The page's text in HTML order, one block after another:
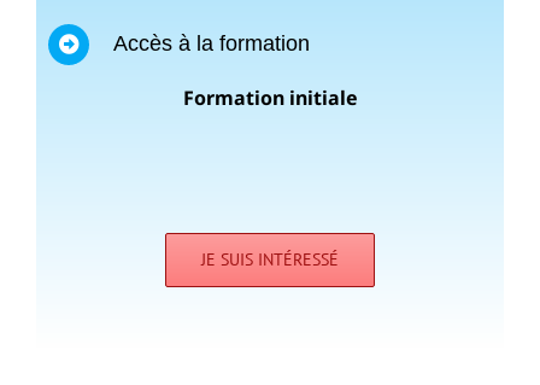
Accès à la formation
Formation initiale
JE SUIS INTÉRESSÉ